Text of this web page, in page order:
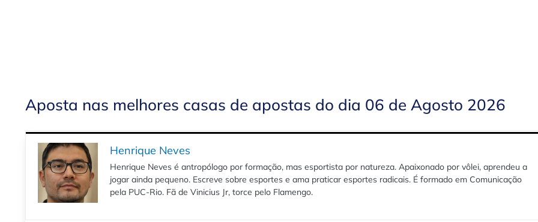
Aposta nas melhores casas de apostas do dia 06 de Agosto 2026
Henrique Neves
Henrique Neves é antropólogo por formação, mas esportista por natureza. Apaixonado por vôlei, aprendeu a
jogar ainda pequeno. Escreve sobre esportes e ama praticar esportes radicais. É formado em Comunicação
pela PUC-Rio. Fã de Vinicius Jr, torce pelo Flamengo.